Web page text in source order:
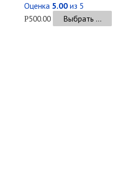
Оценка 5.00из 5
Р500.00 Выбрать ...